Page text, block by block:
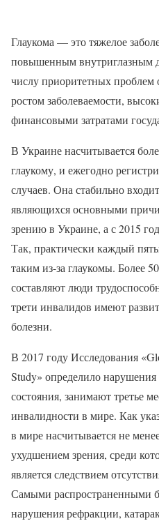
Глаукома — это тяжелое
повышенным внутриглазным
числу приоритетных проблем
ростом заболеваемости,
финансовыми затратами
В Украине насчитывается
глаукому, и ежегодно
случаев. Она стабильно
являющихся основными
зрению в Украине, а с 2015
Так, практически каждый
таким из-за глаукомы. Более
составляют люди
трети инвалидов имеют
болезни.
В 2017 году Исследования
Study» определило нарушения
состояния, занимают третье
инвалидности в мире. Как
в мире насчитывается не
ухудшением зрения, среди
является следствием
Самыми распространенными
нарушения рефракции,